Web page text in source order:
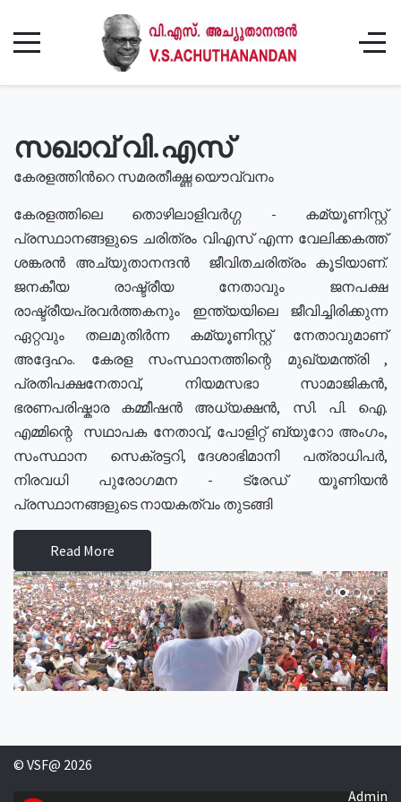
സഖാവ് വി.എസ്
കേരളത്തിൻറെ സമരതീക്ഷ്ണ യൌവ്വനം
കേരളത്തിലെ തൊഴിലാളിവർഗ്ഗ - കമ്യൂണിസ്റ്റ്
പ്രസ്ഥാനങ്ങളുടെ ചരിത്രം വിഎസ് എന്ന വേലിക്കകത്ത്
ശങ്കരൻ അച്യുതാനന്ദൻ ജീവിതചരിത്രം കൂടിയാണ്.
ജനകീയ രാഷ്ട്രീയ നേതാവും ജനപക്ഷ
രാഷ്ട്രീയപ്രവർത്തകനും ഇന്ത്യയിലെ ജീവിച്ചിരിക്കുന്ന
ഏറ്റവും തലമുതിർന്ന കമ്യൂണിസ്റ്റ് നേതാവുമാണ്
അദ്ദേഹം. കേരള സംസ്ഥാനത്തിന്റെ മുഖ്യമന്ത്രി ,
പ്രതിപക്ഷനേതാവ്, നിയമസഭാ സാമാജികൻ,
ഭരണപരിഷ്കാര കമ്മീഷൻ അധ്യക്ഷൻ, സി. പി. ഐ.
എമ്മിന്റെ സഥാപക നേതാവ്, പോളിറ്റ് ബ്യുറോ അംഗം,
സംസ്ഥാന സെക്രട്ടറി, ദേശാഭിമാനി പത്രാധിപർ,
നിരവധി പുരോഗമന - ട്രേഡ് യൂണിയൻ
പ്രസ്ഥാനങ്ങളുടെ നായകത്വം തുടങ്ങി
Read More
© VSF@ 2026
Admin